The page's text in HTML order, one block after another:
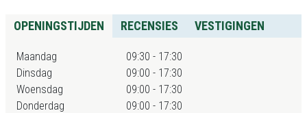
OPENINGSTIJDEN RECENSIES VESTIGINGEN
Maandag
09:30 - 17:30
Dinsdag
09:00 - 17:30
Woensdag
09:00 - 17:30
Donderdag
09:00 - 17:30